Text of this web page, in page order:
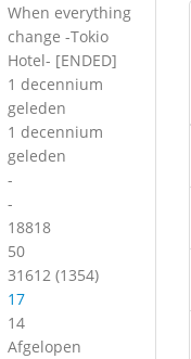
When everything
change -Tokio
Hotel- [ENDED]
1 decennium
geleden
1 decennium
geleden
-
-
18818
50
31612 (1354)
17
14
Afgelopen